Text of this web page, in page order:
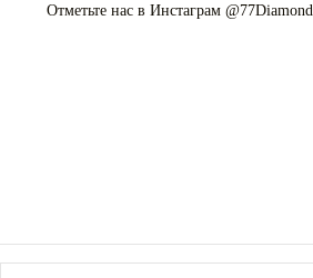
Отметьте нас в Инстаграм